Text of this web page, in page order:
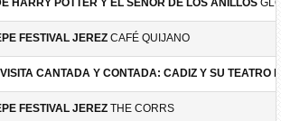
HARRY POTTER Y EL SEÑOR DE LOS ANILLOS
FESTIVAL JEREZ CAFÉ QUIJANO
CANTADA Y CONTADA: CADIZ Y SU TEATRO
FESTIVAL JEREZ THE CORRS